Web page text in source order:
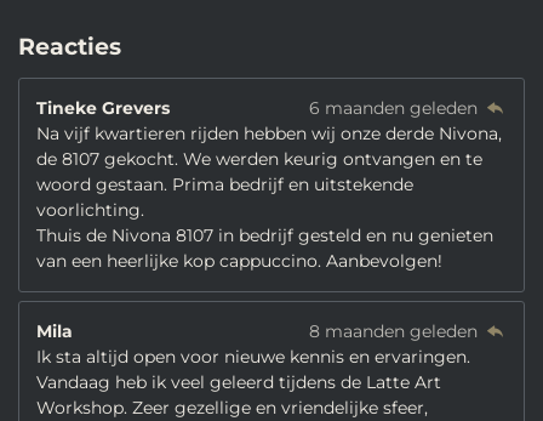
Reacties
Tineke Grevers
6 maanden geleden
Na vijf kwartieren rijden hebben wij onze derde Nivona,
de 8107 gekocht. We werden keurig ontvangen en te
woord gestaan. Prima bedrijf en uitstekende
voorlichting.
Thuis de Nivona 8107 in bedrijf gesteld en nu genieten
van een heerlijke kop cappuccino. Aanbevolgen!
Mila
8 maanden geleden
Ik sta altijd open voor nieuwe kennis en ervaringen.
Vandaag heb ik veel geleerd tijdens de Latte Art
Workshop. Zeer gezellige en vriendelijke sfeer,